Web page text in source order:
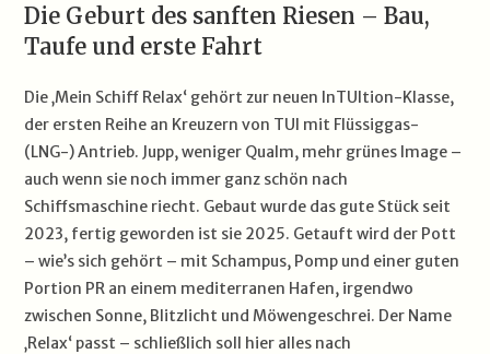
Die Geburt des sanften Riesen – Bau,
Taufe und erste Fahrt
Die ‚Mein Schiff Relax‘ gehört zur neuen InTUItion-Klasse,
der ersten Reihe an Kreuzern von TUI mit Flüssiggas-
(LNG-) Antrieb. Jupp, weniger Qualm, mehr grünes Image –
auch wenn sie noch immer ganz schön nach
Schiffsmaschine riecht. Gebaut wurde das gute Stück seit
2023, fertig geworden ist sie 2025. Getauft wird der Pott
– wie’s sich gehört – mit Schampus, Pomp und einer guten
Portion PR an einem mediterranen Hafen, irgendwo
zwischen Sonne, Blitzlicht und Möwengeschrei. Der Name
‚Relax‘ passt – schließlich soll hier alles nach